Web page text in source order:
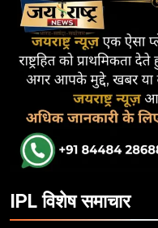
IPL विशेष समाचार